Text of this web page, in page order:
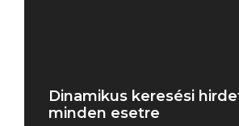
Dinamikus keresési
minden esetre